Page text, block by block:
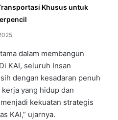
Khusus untuk
dalam membangun
KAI, seluruh Insan
dengan kesadaran penuh
yang hidup dan
kekuatan strategis
KAI,” ujarnya.